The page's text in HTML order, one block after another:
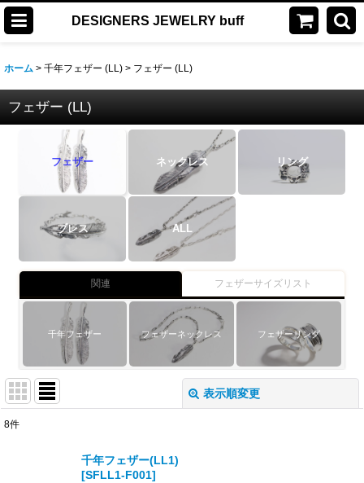
DESIGNERS JEWELRY buff
ホーム > 千年フェザー (LL) > フェザー (LL)
フェザー (LL)
フェザー ネックレス リング
ブレス ALL
関連 フェザーサイズリスト
千年フェザー フェザーネックレス フェザーリング
表示順変更
8件
千年フェザー(LL1)
[SFLL1-F001]